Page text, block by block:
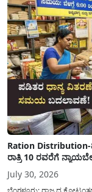
Ration Distribution-
ರಾತ್ರಿ 10 ರವರೆಗೆ
July 30, 2026